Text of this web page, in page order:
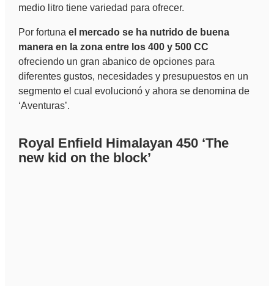
medio litro tiene variedad para ofrecer.
Por fortuna el mercado se ha nutrido de buena
manera en la zona entre los 400 y 500 CC
ofreciendo un gran abanico de opciones para
diferentes gustos, necesidades y presupuestos en un
segmento el cual evolucionó y ahora se denomina de
‘Aventuras’.
Royal Enfield Himalayan 450 ‘The
new kid on the block’